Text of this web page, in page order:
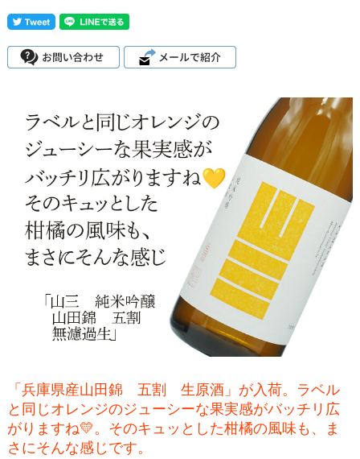
「兵庫県産山田錦 五割 生原酒」が入荷。ラベル
と同じオレンジのジューシーな果実感がバッチリ広
がりますね💛。そのキュッとした柑橘の風味も、ま
さにそんな感じです。